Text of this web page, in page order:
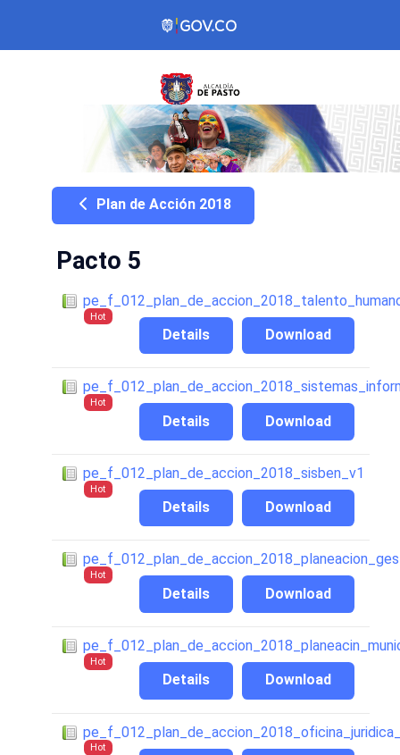
Plan de Acción 2018
Pacto 5
Hot
Download
Details
Hot
Download
Details
pe_f_012_plan_de_accion_2018_sisben_v1
Hot
Download
Details
Hot
Download
Details
Hot
Download
Details
Hot